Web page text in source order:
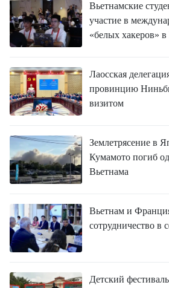
Вьетнамские
участие в
«белых хакеров» в
Лаосская
провинцию
визитом
Землетрясение в
Кумамото погиб
Вьетнама
Вьетнам и
сотрудничество
Детский